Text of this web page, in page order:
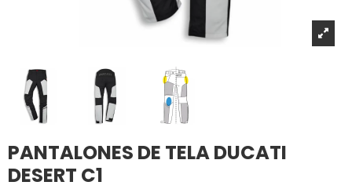
PANTALONES DE TELA DUCATI
DESERT C1